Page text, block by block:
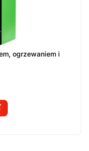
ogrzewaniem i
na